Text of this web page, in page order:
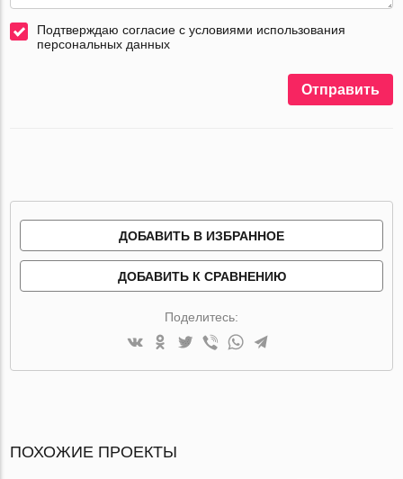
Подтверждаю согласие с условиями использования
персональных данных
Отправить
ДОБАВИТЬ В ИЗБРАННОЕ
ДОБАВИТЬ К СРАВНЕНИЮ
Поделитесь:
ПОХОЖИЕ ПРОЕКТЫ